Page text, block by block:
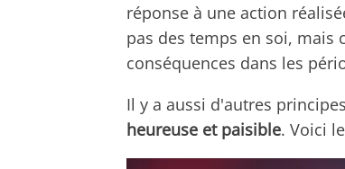
réponse à une action
pas des temps en soi, mais
conséquences dans les
Il y a aussi d'autres
heureuse et paisible. Voici